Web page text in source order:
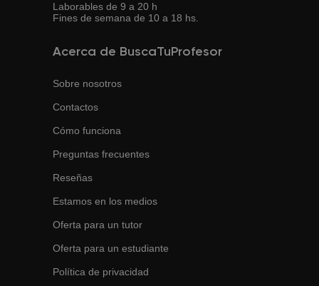
Laborables de 9 a 20 h
Fines de semana de 10 a 18 hs.
Acerca de BuscaTuProfesor
Sobre nosotros
Contactos
Cómo funciona
Preguntas frecuentes
Reseñas
Estamos en los medios
Oferta para un tutor
Oferta para un estudiante
Política de privacidad